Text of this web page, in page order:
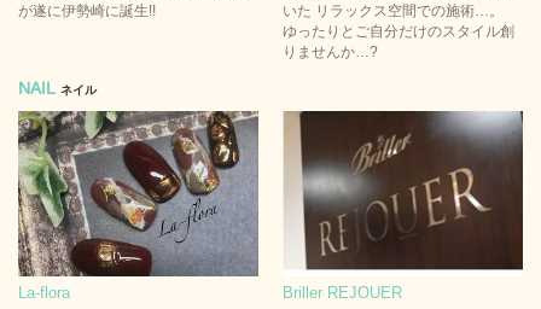
が遂に伊勢崎に誕生!!
いた リラックス空間での施術…。
ゆったりとご自分だけのスタイル創
りませんか…?
NAIL ネイル
La-flora Briller REJOUER